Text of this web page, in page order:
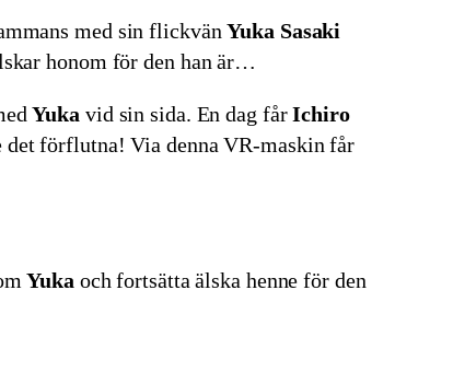
med sin flickvänYuka Sasaki
honom för den han är…
Yuka vid sin sida. En dag fårIchiro
förflutna! Via denna VR-maskin får
Yuka och fortsätta älska henne för den